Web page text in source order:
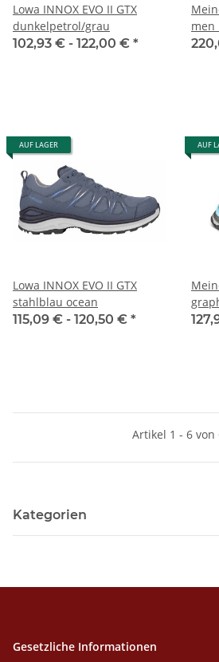
Lowa INNOX EVO II GTX
dunkelpetrol/grau
102,93 € - 122,00 € *
men
AUF LAGER
Lowa INNOX EVO II GTX
stahlblau ocean
115,09 € - 120,50 € *
AUF
Artikel 1 - 6 von
Kategorien
Gesetzliche Informationen